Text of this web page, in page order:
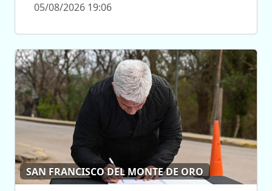
05/08/2026 19:06
SAN FRANCISCO DEL MONTE DE ORO